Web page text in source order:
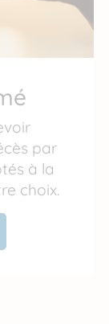
par
à la
choix.